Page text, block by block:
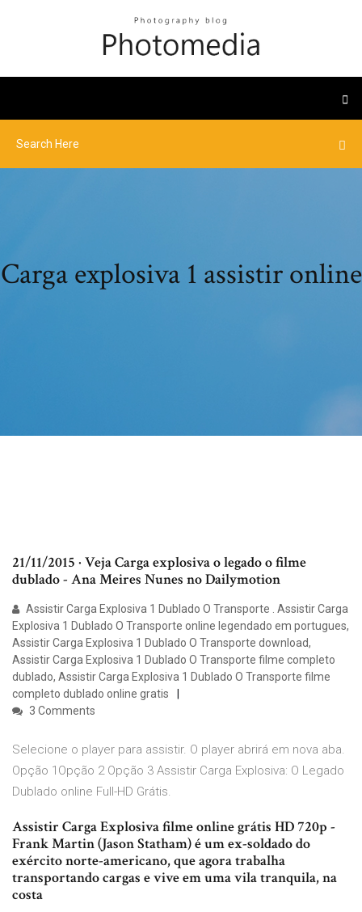
Carga explosiva 1 assistir online
21/11/2015 · Veja Carga explosiva o legado o filme
dublado - Ana Meires Nunes no Dailymotion
Assistir Carga Explosiva 1 Dublado O Transporte . Assistir Carga
Explosiva 1 Dublado O Transporte online legendado em portugues,
Assistir Carga Explosiva 1 Dublado O Transporte download,
Assistir Carga Explosiva 1 Dublado O Transporte filme completo
dublado, Assistir Carga Explosiva 1 Dublado O Transporte filme
completo dublado online gratis
3 Comments
Selecione o player para assistir. O player abrirá em nova aba.
Opção 1Opção 2 Opção 3 Assistir Carga Explosiva: O Legado
Dublado online Full-HD Grátis.
Assistir Carga Explosiva filme online grátis HD 720p -
Frank Martin (Jason Statham) é um ex-soldado do
exército norte-americano, que agora trabalha
transportando cargas e vive em uma vila tranquila, na
costa